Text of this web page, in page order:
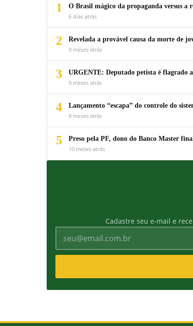
1
O Brasil mágico da propaganda versus a
6 dias atrás
2
Revelada a provável causa da morte de
9 meses atrás
3
URGENTE: Deputado petista é flagrado
9 meses atrás
4
Lançamento “escapa” do controle do
9 meses atrás
5
Preso pela PF, dono do Banco Master
10 meses atrás
Cadastre seu e-mail e